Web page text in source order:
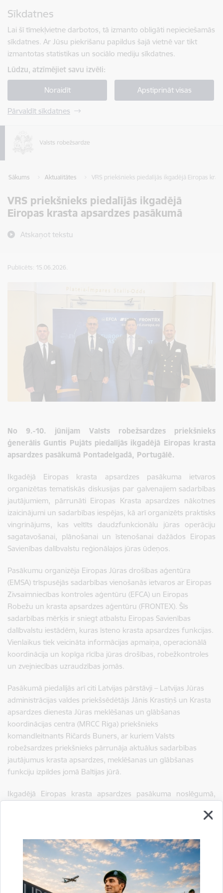
Sīkdatnes
Lai šī tīmekļvietne darbotos, tā izmanto obligāti nepieciešamās
sīkdatnes. Ar Jūsu piekrišanu papildus šajā vietnē var tikt
izmantotas statistikas un sociālo mediju sīkdatnes.
Lūdzu, atzīmējiet savu izvēli:
Noraidīt Apstiprināt visas
Pārvaldīt sīkdatnes
Sākums Aktualitātes VRS priekšnieks piedalījās ikgadējā Eiropas
VRS priekšnieks piedalījās ikgadējā
Eiropas krasta apsardzes pasākumā
Atskaņot tekstu
Publicēts: 15.06.2026.
No 9.-10. jūnijam Valsts robežsardzes priekšnieks
ģenerālis Guntis Pujāts piedalījās ikgadējā Eiropas krasta
apsardzes pasākumā Pontadelgadā, Portugālē.
Ikgadējā Eiropas krasta apsardzes pasākuma ietvaros
organizētas tematiskās diskusijas par galvenajiem sadarbības
jautājumiem, pārrunāti Eiropas Krasta apsardzes nākotnes
izaicinājumi un sadarbības iespējas, kā arī organizēts praktisks
vingrinājums, kas veltīts daudzfunkcionālu jūras operāciju
sagatavošanai, plānošanai un īstenošanai dažādos Eiropas
Savienības dalībvalstu reģionālajos jūras ūdeņos.
Pasākumu organizēja Eiropas Jūras drošības aģentūra
(EMSA) trīspusējās sadarbības vienošanās ietvaros ar Eiropas
Zivsaimniecības kontroles aģentūru (EFCA) un Eiropas
Robežu un krasta apsardzes aģentūru (FRONTEX). Šīs
sadarbības mērķis ir sniegt atbalstu Eiropas Savienības
dalībvalstu iestādēm, kuras īsteno krasta apsardzes funkcijas.
Vienlaikus tiek veicināta informācijas apmaiņa, operacionālā
koordinācija un kopīga rīcība jūras drošības, robežkontroles
un zvejniecības uzraudzības jomās.
Pasākumā piedalījās arī citi Latvijas pārstāvji – Latvijas Jūras
administrācijas valdes priekšsēdētājs Jānis Krastiņš un Krasta
apsardzes dienesta Jūras meklēšanas un glābšanas
koordinācijas centra (MRCC Riga) priekšnieks
komandleitnants Ričards Buners, ar kuriem Valsts
robežsardzes priekšnieks pārrunāja aktuālus sadarbības
jautājumus krasta apsardzes, meklēšanas un glābšanas
funkciju izpildes jomā Baltijas jūrā.
Ikgadējā Eiropas krasta apsardzes pasākuma noslēgumā,
trīspusējās sadarbības vienošanās ietvaros priekšsēdētāja
aģentūras EFCA aģentūrai.
Sagatavoja: